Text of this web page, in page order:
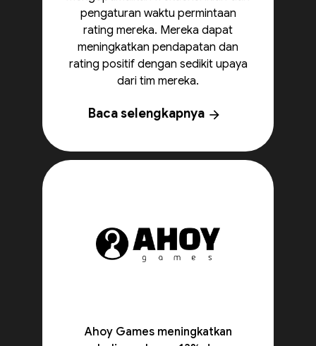
pengaturan waktu permintaan
rating mereka. Mereka dapat
meningkatkan pendapatan dan
rating positif dengan sedikit upaya
dari tim mereka.
Baca selengkapnya arrow_forward
Ahoy Games meningkatkan